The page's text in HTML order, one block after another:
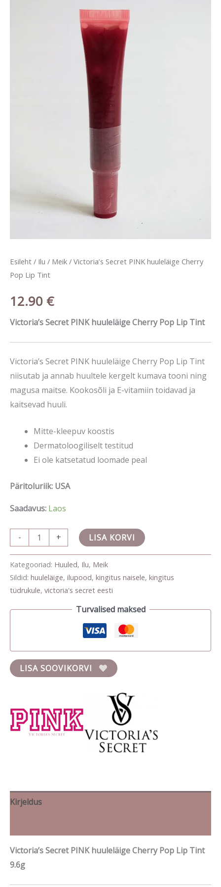
Esileht / Ilu / Meik / Victoria’s Secret PINK huuleläige Cherry
Pop Lip Tint
12.90 €
Victoria’s Secret PINK huuleläige Cherry Pop Lip Tint
Victoria’s Secret PINK huuleläige Cherry Pop Lip Tint
niisutab ja annab huultele kergelt kumava tooni ning
magusa maitse. Kookosõli ja E-vitamiin toidavad ja
kaitsevad huuli.
Mitte-kleepuv koostis
Dermatoloogiliselt testitud
Ei ole katsetatud loomade peal
Päritoluriik: USA
Saadavus: Laos
- + LISA KORVI
Kategooriad: Huuled, Ilu, Meik
Sildid: huuleläige, ilupood, kingitus naisele, kingitus
tüdrukule, victoria's secret eesti
Turvalised maksed
LISA SOOVIKORVI
Kirjeldus
Victoria’s Secret PINK huuleläige Cherry Pop Lip Tint
9.6g